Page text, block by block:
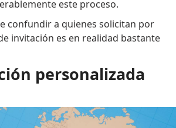
este proceso.
confundir a quienes solicitan por
invitación es en realidad bastante
personalizada